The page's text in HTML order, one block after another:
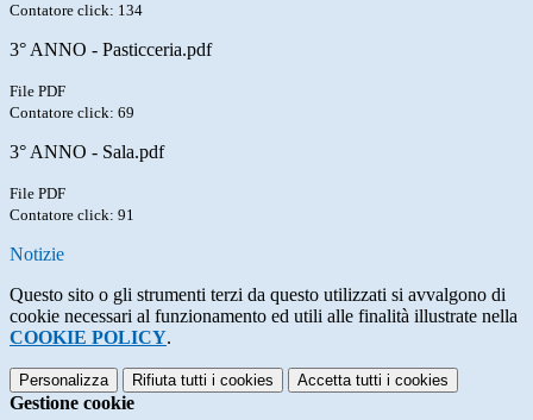
Contatore click: 134
3° ANNO - Pasticceria.pdf
File PDF
Contatore click: 69
3° ANNO - Sala.pdf
File PDF
Contatore click: 91
Notizie
Questo sito o gli strumenti terzi da questo utilizzati si avvalgono di
cookie necessari al funzionamento ed utili alle finalità illustrate nella
COOKIE POLICY.
Personalizza Rifiuta tutti i cookies Accetta tutti i cookies
Gestione cookie